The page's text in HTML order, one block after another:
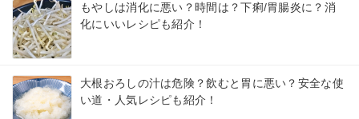
もやしは消化に悪い？時間は？下痢/胃腸炎に？消
化にいいレシピも紹介！
大根おろしの汁は危険？飲むと胃に悪い？安全な使
い道・人気レシピも紹介！